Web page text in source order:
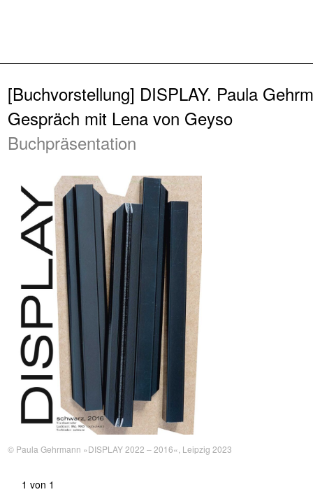
[Buchvorstellung] DISPLAY. Paula
Gespräch mit Lena von Geyso
Buchpräsentation
© Paula Gehrmann »DISPLAY 2022 – 2016«, Leipzig 2023
1 von 1